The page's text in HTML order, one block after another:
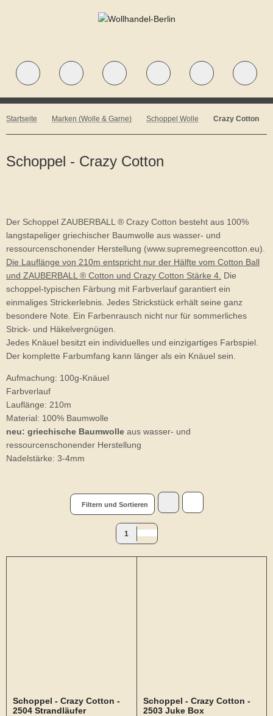
Startseite Marken (Wolle & Garne) Schoppel Wolle Crazy Cotton
Schoppel - Crazy Cotton
Der Schoppel ZAUBERBALL ® Crazy Cotton besteht aus 100%
langstapeliger griechischer Baumwolle aus wasser- und
ressourcenschonender Herstellung (www.supremegreencotton.eu).
Die Lauflänge von 210m entspricht nur der Hälfte vom Cotton Ball
und ZAUBERBALL ® Cotton und Crazy Cotton Stärke 4. Die
schoppel-typischen Färbung mit Farbverlauf garantiert ein
einmaliges Strickerlebnis. Jedes Strickstück erhält seine ganz
besondere Note. Ein Farbenrausch nicht nur für sommerliches
Strick- und Häkelvergnügen.
Jedes Knäuel besitzt ein individuelles und einzigartiges Farbspiel.
Der komplette Farbumfang kann länger als ein Knäuel sein.
Aufmachung: 100g-Knäuel
Farbverlauf
Lauflänge: 210m
Material: 100% Baumwolle
neu: griechische Baumwolle aus wasser- und
ressourcenschonender Herstellung
Nadelstärke: 3-4mm
Filtern und Sortieren
1
Schoppel - Crazy Cotton -
2504 Strandläufer
Schoppel - Crazy Cotton -
2503 Juke Box